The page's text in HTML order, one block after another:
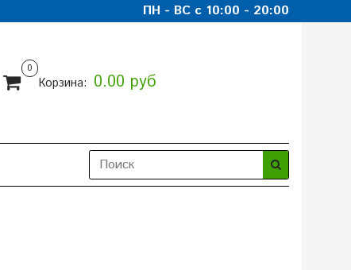
ПН - ВС с 10:00 - 20:00
0
Корзина: 0.00 руб